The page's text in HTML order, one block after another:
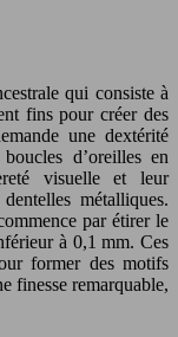
qui consiste à
fins pour créer des
une dextérité
d’oreilles en
visuelle et leur
métalliques.
par étirer le
à 0,1 mm. Ces
former des motifs
finesse remarquable,